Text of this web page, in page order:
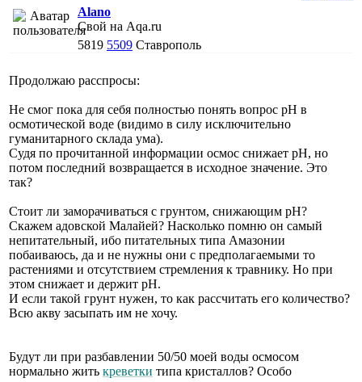
Alano
Свой на Aqa.ru
5819 5509 Ставрополь
Продолжаю расспросы:
Не смог пока для себя полностью понять вопрос рН в
осмотической воде (видимо в силу исключительно
гуманитарного склада ума).
Судя по прочитанной информации осмос снижает рН, но
потом последний возвращается в исходное значение. Это
так?
Стоит ли заморачиваться с грунтом, снижающим рН?
Скажем адовской Малайей? Насколько помню он самый
непитательный, ибо питательных типа Амазонии
побаиваюсь, да и не нужны они с предполагаемыми то
растениями и отсутствием стремления к травнику. Но при
этом снижает и держит рН.
И если такой грунт нужен, то как рассчитать его количество?
Всю акву засыпать им не хочу.
Будут ли при разбавлении 50/50 моей воды осмосом
нормально жить креветки типа кристаллов? Особо